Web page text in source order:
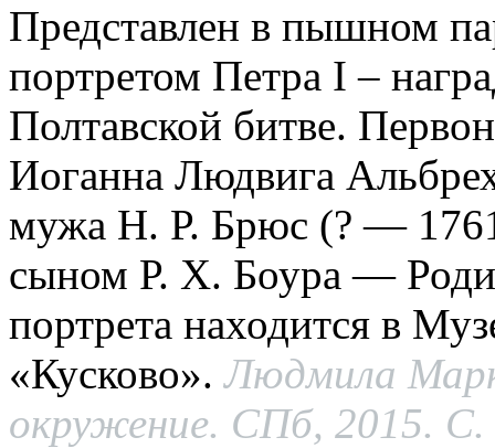
Представлен в пышном
портретом Петра I –
Полтавской битве.
Иоганна Людвига
мужа Н. Р. Брюс (? —
сыном Р. Х. Боура —
портрета находится в
«Кусково».Людмила
окружение. СПб, 2015. С.